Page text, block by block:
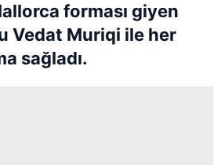
forması giyen
Vedat Muriqi ile her
sağladı.